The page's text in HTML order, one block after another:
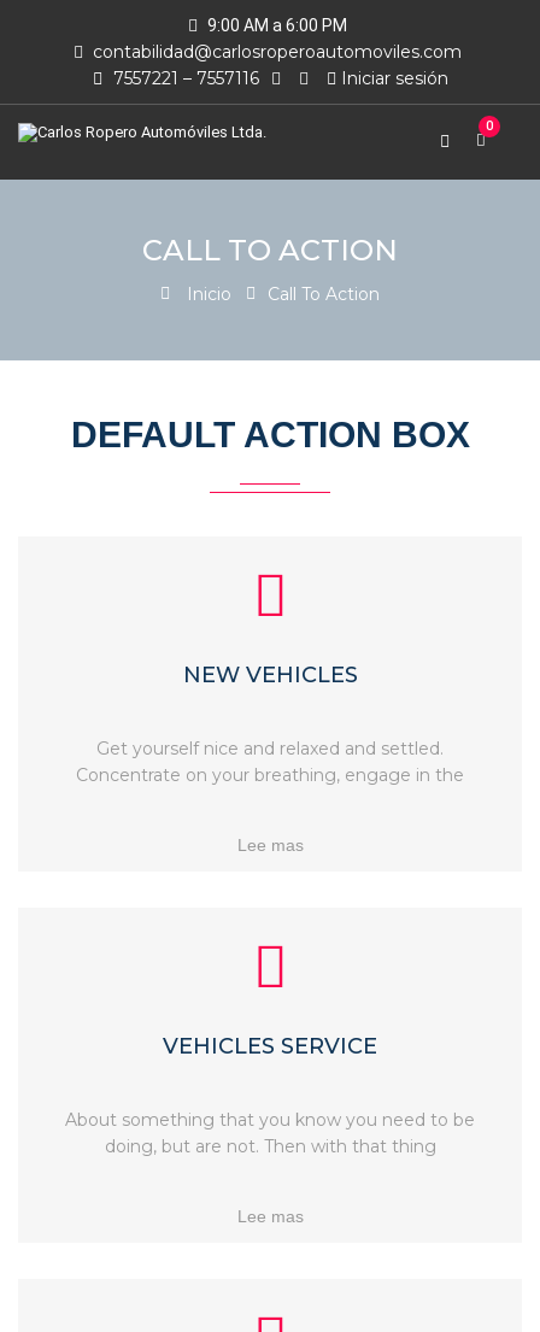
9:00 AM a 6:00 PM
contabilidad@carlosroperoautomoviles.com
7557221 – 7557116
Iniciar sesión
0
CALL TO ACTION
Inicio Call To Action
DEFAULT ACTION BOX
NEW VEHICLES
Get yourself nice and relaxed and settled.
Concentrate on your breathing, engage in the
Lee mas
VEHICLES SERVICE
About something that you know you need to be
doing, but are not. Then with that thing
Lee mas